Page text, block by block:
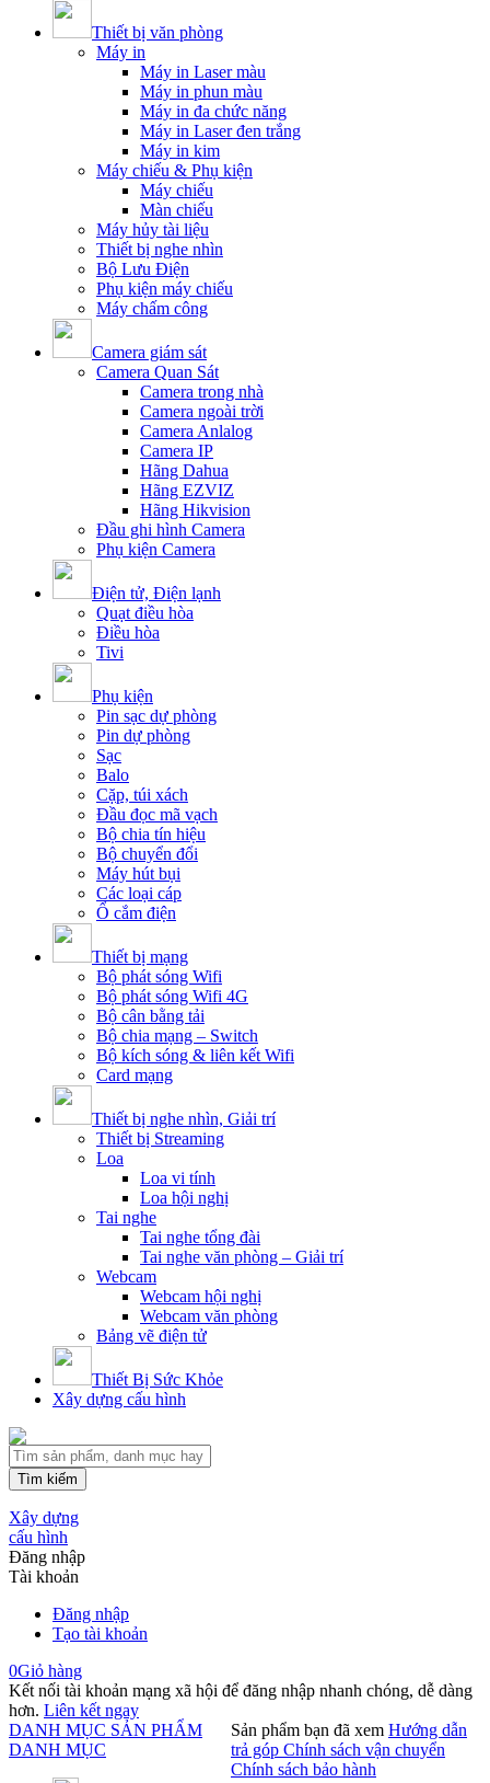
Thiết bị văn phòng
Máy in
Máy in Laser màu
Máy in phun màu
Máy in đa chức năng
Máy in Laser đen trắng
Máy in kim
Máy chiếu & Phụ kiện
Máy chiếu
Màn chiếu
Máy hủy tài liệu
Thiết bị nghe nhìn
Bộ Lưu Điện
Phụ kiện máy chiếu
Máy chấm công
Camera giám sát
Camera Quan Sát
Camera trong nhà
Camera ngoài trời
Camera Anlalog
Camera IP
Hãng Dahua
Hãng EZVIZ
Hãng Hikvision
Đầu ghi hình Camera
Phụ kiện Camera
Điện tử, Điện lạnh
Quạt điều hòa
Điều hòa
Tivi
Phụ kiện
Pin sạc dự phòng
Pin dự phòng
Sạc
Balo
Cặp, túi xách
Đầu đọc mã vạch
Bộ chia tín hiệu
Bộ chuyển đổi
Máy hút bụi
Các loại cáp
Ổ cắm điện
Thiết bị mạng
Bộ phát sóng Wifi
Bộ phát sóng Wifi 4G
Bộ cân bằng tải
Bộ chia mạng – Switch
Bộ kích sóng & liên kết Wifi
Card mạng
Thiết bị nghe nhìn, Giải trí
Thiết bị Streaming
Loa
Loa vi tính
Loa hội nghị
Tai nghe
Tai nghe tổng đài
Tai nghe văn phòng – Giải trí
Webcam
Webcam hội nghị
Webcam văn phòng
Bảng vẽ điện tử
Thiết Bị Sức Khỏe
Xây dựng cấu hình
Tìm kiếm
Xây dựng
cấu hình
Đăng nhập
Tài khoản
Đăng nhập
Tạo tài khoản
0Giỏ hàng
Kết nối tài khoản mạng xã hội để đăng nhập nhanh chóng, dễ dàng
hơn. Liên kết ngay
DANH MỤC SẢN PHẨM
DANH MỤC
Sản phẩm bạn đã xem Hướng dẫn
trả góp Chính sách vận chuyển
Chính sách bảo hành